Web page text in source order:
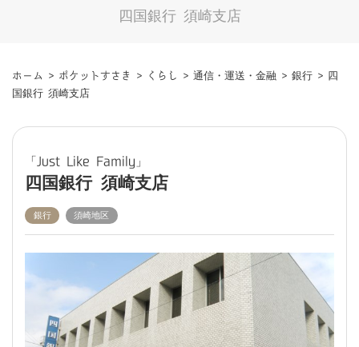
四国銀行 須崎支店
ホーム > ポケットすさき > くらし > 通信・運送・金融 > 銀行 > 四
国銀行 須崎支店
「Just Like Family」
四国銀行 須崎支店
銀行 須崎地区